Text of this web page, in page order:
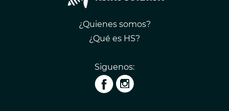
¿Quienes somos?
¿Qué es HS?
Siguenos: